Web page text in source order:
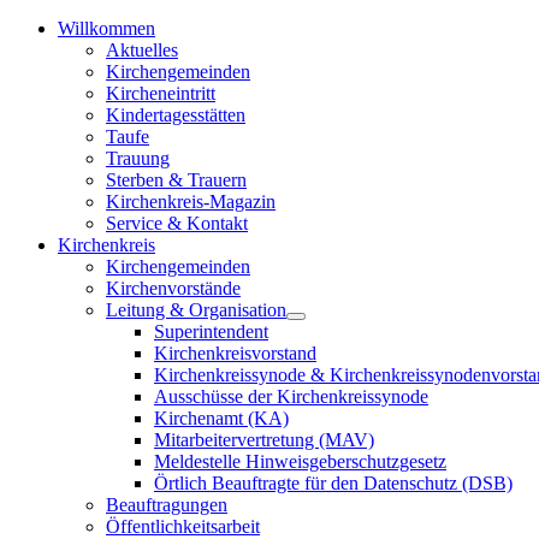
Willkommen
Aktuelles
Kirchengemeinden
Kircheneintritt
Kindertagesstätten
Taufe
Trauung
Sterben & Trauern
Kirchenkreis-Magazin
Service & Kontakt
Kirchenkreis
Kirchengemeinden
Kirchenvorstände
Leitung & Organisation
Superintendent
Kirchenkreisvorstand
Kirchenkreissynode &
Ausschüsse der Kirchenkreissynode
Kirchenamt (KA)
Mitarbeitervertretung (MAV)
Meldestelle Hinweisgeberschutzgesetz
Örtlich Beauftragte für den Datenschutz (DSB)
Beauftragungen
Öffentlichkeitsarbeit